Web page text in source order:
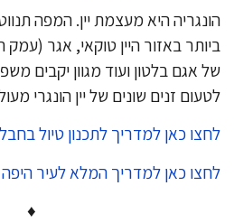
היא מעצמת יין. המפה תנווט
באזור היין טוקאי, אגר (עמק
אגם בלטון ועוד מגוון יקבים
זנים שונים של יין הונגרי מעולה.
כאן למדריך לתכנון טיול בחבל
כאן למדריך המלא לעיר היפה